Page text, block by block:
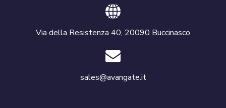
Via della Resistenza 40, 20090 Buccinasco
sales@avangate.it